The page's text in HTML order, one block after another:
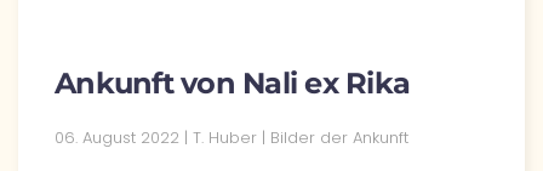
Ankunft von Nali ex Rika
06. August 2022 | T. Huber | Bilder der Ankunft